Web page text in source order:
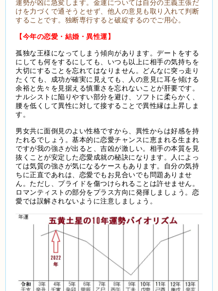
運勢が凶に急変します。金運については自分の主義主張だ
けを力づくで通そうとせず、他人の意見も取り入れて判断
することです。独断専行すると破綻するのでご用心。
【今年の恋愛・結婚・異性運】
孤独な王様になってしまう傾向があります。デートをする
にしても何をするにしても、いつも以上に相手の気持ちを
大切にすることを忘れてはなりません。どんなに突っ走り
たくても、成功が確実に見えても、人の意見に耳を傾ける
余裕と先々を見据える慎重さを忘れないことが肝要です。
ナルシストに陥りやすい部分を避け、ソフトに柔らかく、
腰を低くして異性に対して接することで異性縁は上昇しま
す。
男女共に面倒見のよい性格ですから、異性からは好感を持
たれるでしょう。基本的に恋愛チャンスに恵まれる生まれ
ですが我の強さが出ると、吉凶が激しい。相手の本質を見
抜くことが安定した恋愛成就の秘訣になります。人によっ
ては気質の強さが気になるケースもあります。自分の気持
ちに正直であれは、恋愛でもお見合いでも問題ありませ
ん。ただし、プライドを傷つけられることは許せません。
ロマンティストの部分をプラス方向に発揮しましょう。恋
愛では誤解されないように注意しましょう。